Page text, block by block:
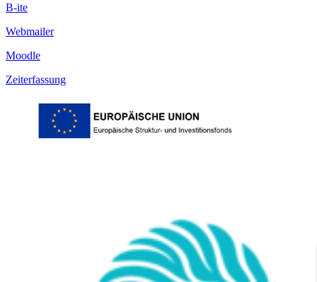
B-ite
Webmailer
Moodle
Zeiterfassung